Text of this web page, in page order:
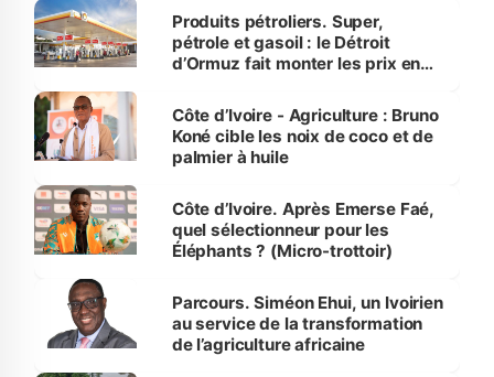
menacées
Produits pétroliers. Super,
pétrole et gasoil : le Détroit
d’Ormuz fait monter les prix en
Côte d’Ivoire - Agriculture : Bruno
Koné cible les noix de coco et de
palmier à huile
Côte d’Ivoire. Après Emerse Faé,
quel sélectionneur pour les
Éléphants ? (Micro-trottoir)
Parcours. Siméon Ehui, un Ivoirien
au service de la transformation
de l’agriculture africaine